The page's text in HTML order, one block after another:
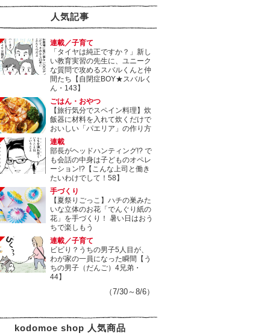
人気記事
連載／子育て
「タイヤは純正ですか？」新し
い教育実習の先生に、ユニーク
な質問で攻めるスバルくんと仲
間たち【自閉症BOY★スバルく
ん・143】
ごはん・おやつ
【旅行気分でスペイン料理】炊
飯器に材料を入れて炊くだけで
おいしい「パエリア」の作り方
連載
部長がヘッドハンティング!? で
も会話の中身は子どものオペレ
ーション!?【こんな上司と働き
たいわけでして！58】
手づくり
【夏祭りごっこ】ハチの巣みた
いな立体のお花「でんぐり紙の
花」を手づくり！ 暑い日はおう
ちで楽しもう
連載／子育て
ビビり？うちの男子5人目が、
わが家の一員になった瞬間【う
ちの男子（だんご）4兄弟・
44】
（7/30～8/6）
kodomoe shop 人気商品